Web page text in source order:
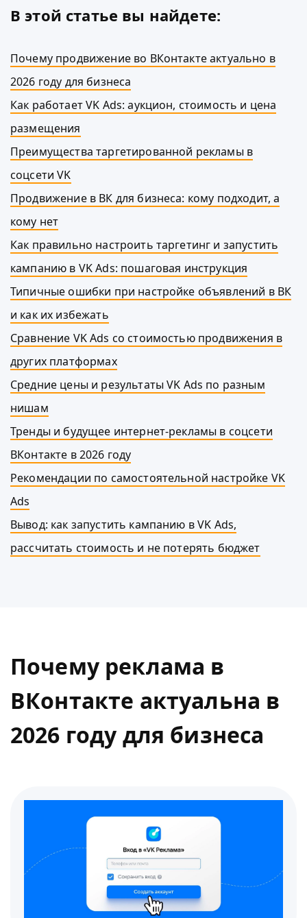
В этой статье вы найдете:
Почему продвижение во ВКонтакте актуально в
2026 году для бизнеса
Как работает VK Ads: аукцион, стоимость и цена
размещения
Преимущества таргетированной рекламы в
соцсети VK
Продвижение в ВК для бизнеса: кому подходит, а
кому нет
Как правильно настроить таргетинг и запустить
кампанию в VK Ads: пошаговая инструкция
Типичные ошибки при настройке объявлений в ВК
и как их избежать
Сравнение VK Ads со стоимостью продвижения в
других платформах
Средние цены и результаты VK Ads по разным
нишам
Тренды и будущее интернет-рекламы в соцсети
ВКонтакте в 2026 году
Рекомендации по самостоятельной настройке VK
Ads
Вывод: как запустить кампанию в VK Ads,
рассчитать стоимость и не потерять бюджет
Почему реклама в
ВКонтакте актуальна в
2026 году для бизнеса